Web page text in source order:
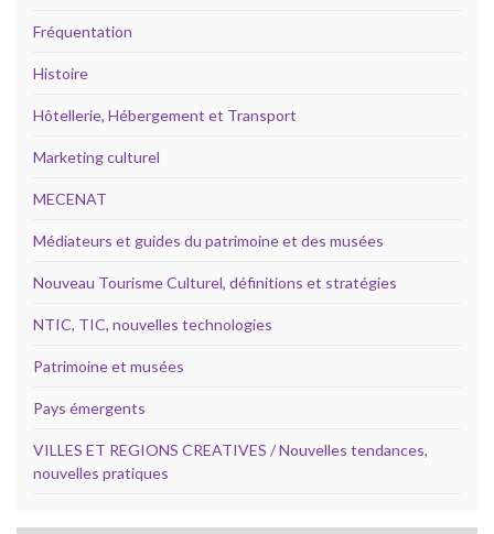
Fréquentation
Histoire
Hôtellerie, Hébergement et Transport
Marketing culturel
MECENAT
Médiateurs et guides du patrimoine et des musées
Nouveau Tourisme Culturel, définitions et stratégies
NTIC, TIC, nouvelles technologies
Patrimoine et musées
Pays émergents
VILLES ET REGIONS CREATIVES / Nouvelles tendances,
nouvelles pratiques